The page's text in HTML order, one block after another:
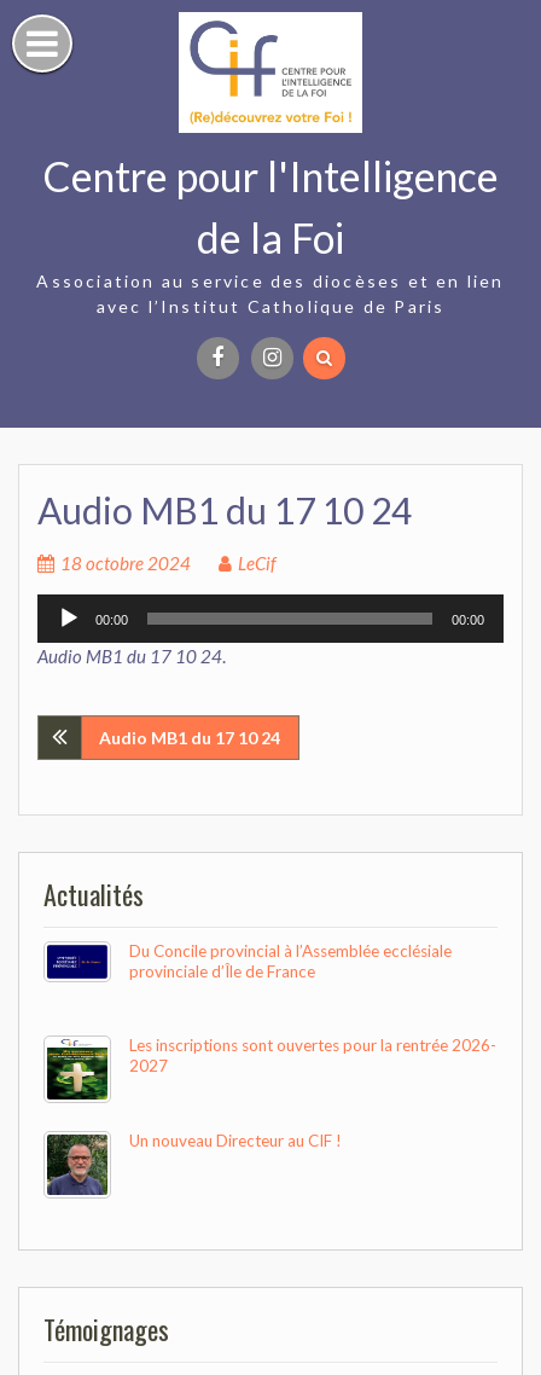
Skip
to
content
Centre pour l'Intelligence
de la Foi
Association au service des diocèses et en lien
avec l’Institut Catholique de Paris
Audio MB1 du 17 10 24
18 octobre 2024
LeCif
Lecteur
audio
00:00 00:00
Audio MB1 du 17 10 24.
Navigation
l’article
Audio MB1 du 17 10 24
Actualités
Du Concile provincial à l’Assemblée ecclésiale
provinciale d’Île de France
Les inscriptions sont ouvertes pour la rentrée 2026-
2027
Un nouveau Directeur au CIF !
Témoignages